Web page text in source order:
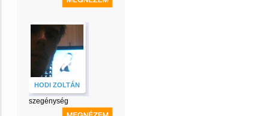
HODI ZOLTÁN
szegénység